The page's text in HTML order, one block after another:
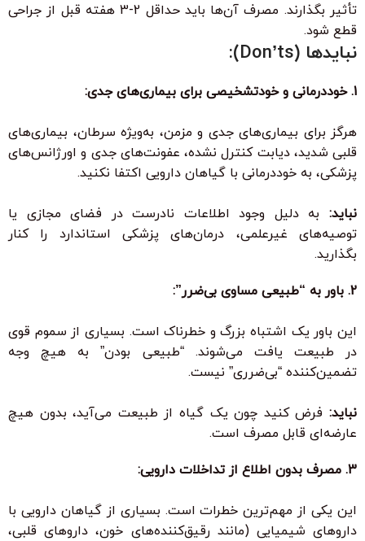
تأثیر بگذارند. مصرف آن‌ها باید حداقل 2-3 هفته قبل از جراحی
قطع شود.
نبایدها (Don’ts):
1. خوددرمانی و خودتشخیصی برای بیماری‌های جدی:
هرگز برای بیماری‌های جدی و مزمن، به‌ویژه سرطان، بیماری‌های
قلبی شدید، دیابت کنترل نشده، عفونت‌های جدی و اورژانس‌های
پزشکی، به خوددرمانی با گیاهان دارویی اکتفا نکنید.
نباید: به دلیل وجود اطلاعات نادرست در فضای مجازی یا
توصیه‌های غیرعلمی، درمان‌های پزشکی استاندارد را کنار
بگذارید.
2. باور به “طبیعی مساوی بی‌ضرر”:
این باور یک اشتباه بزرگ و خطرناک است. بسیاری از سموم قوی
در طبیعت یافت می‌شوند. “طبیعی بودن” به هیچ وجه
تضمین‌کننده “بی‌ضرری” نیست.
نباید: فرض کنید چون یک گیاه از طبیعت می‌آید، بدون هیچ
عارضه‌ای قابل مصرف است.
3. مصرف بدون اطلاع از تداخلات دارویی:
این یکی از مهم‌ترین خطرات است. بسیاری از گیاهان دارویی با
داروهای شیمیایی (مانند رقیق‌کننده‌های خون، داروهای قلبی،